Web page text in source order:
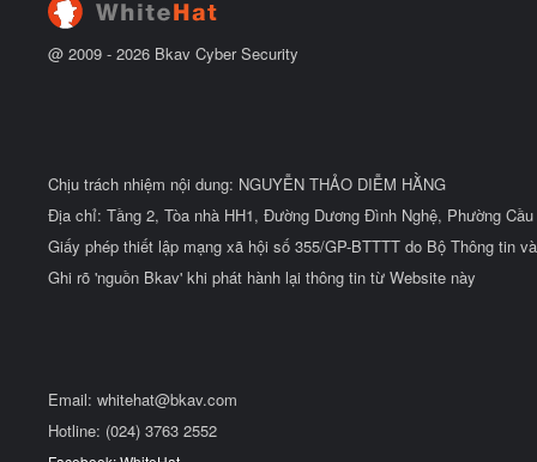
@ 2009 - 2026 Bkav Cyber Security
Chịu trách nhiệm nội dung: NGUYỄN THẢO DIỄM HẰNG
Địa chỉ: Tầng 2, Tòa nhà HH1, Đường Dương Đình Nghệ, Phường
Giấy phép thiết lập mạng xã hội số 355/GP-BTTTT do Bộ Thông tin
Ghi rõ 'nguồn Bkav' khi phát hành lại thông tin từ Website này
Email: whitehat@bkav.com
Hotline: (024) 3763 2552